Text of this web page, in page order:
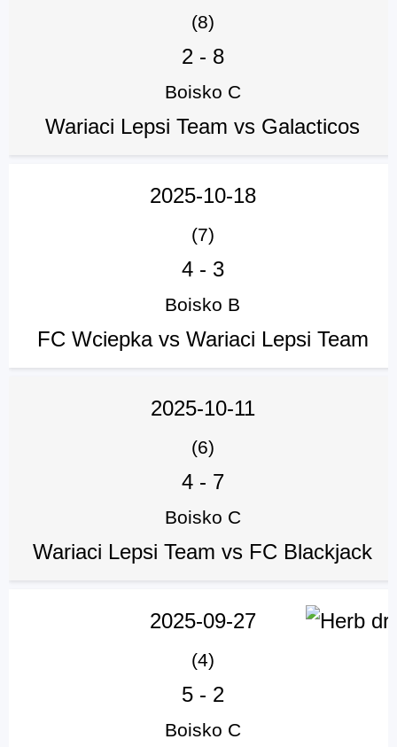
(8)
2- 8
Boisko C
Wariaci Lepsi Team vs Galacticos
2025-10-18
(7)
4- 3
Boisko B
FC Wciepka vs Wariaci Lepsi Team
2025-10-11
(6)
4- 7
Boisko C
Wariaci Lepsi Team vs FC Blackjack
2025-09-27
(4)
5- 2
Boisko C